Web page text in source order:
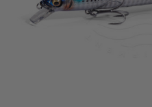
АКСЕСОАРИ